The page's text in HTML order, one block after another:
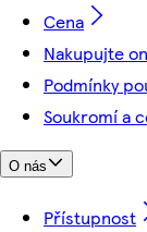
Cena
Nakupujte
Podmínky
Soukromí a
O nás
Přístupnost